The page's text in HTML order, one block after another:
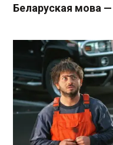
Беларуская мова